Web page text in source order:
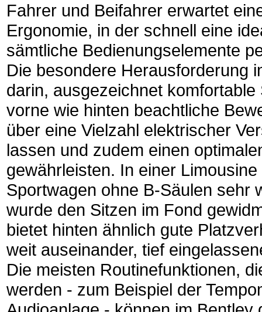
Fahrer und Beifahrer erwartet
Ergonomie, in der schnell eine
sämtliche Bedienungselemente
Die besondere Herausforderung
darin, ausgezeichnet
vorne wie hinten beachtliche
über eine Vielzahl elektrischer
lassen und zudem einen
gewährleisten. In einer
Sportwagen ohne B-Säulen sehr
wurde den Sitzen im Fond
bietet hinten ähnlich gute
weit auseinander, tief
Die meisten Routinefunktionen,
werden - zum Beispiel der